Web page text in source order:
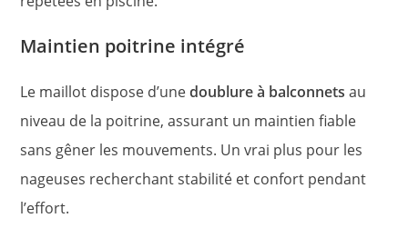
Maintien poitrine intégré
Le maillot dispose d’unedoublure à balconnets au
niveau de la poitrine, assurant un maintien fiable
sans gêner les mouvements. Un vrai plus pour les
nageuses recherchant stabilité et confort pendant
l’effort.